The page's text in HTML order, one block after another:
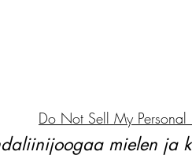
Do Not Sell My Personal
mielen ja